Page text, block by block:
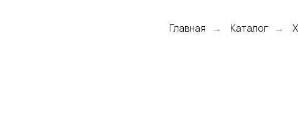
Главная → Каталог →